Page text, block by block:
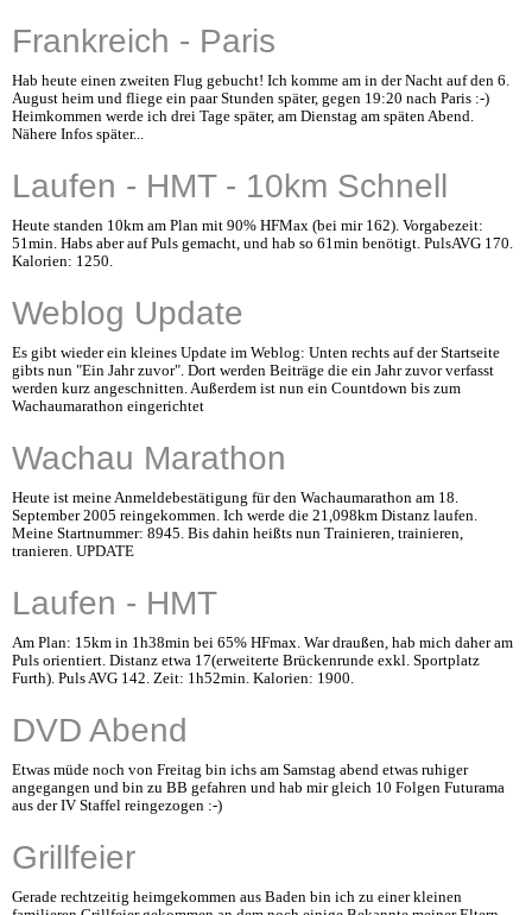
Frankreich - Paris
Hab heute einen zweiten Flug gebucht! Ich komme am in der Nacht auf den 6.
August heim und fliege ein paar Stunden später, gegen 19:20 nach Paris :-)
Heimkommen werde ich drei Tage später, am Dienstag am späten Abend.
Nähere Infos später...
Laufen - HMT - 10km Schnell
Heute standen 10km am Plan mit 90% HFMax (bei mir 162). Vorgabezeit:
51min. Habs aber auf Puls gemacht, und hab so 61min benötigt. PulsAVG 170.
Kalorien: 1250.
Weblog Update
Es gibt wieder ein kleines Update im Weblog: Unten rechts auf der Startseite
gibts nun "Ein Jahr zuvor". Dort werden Beiträge die ein Jahr zuvor verfasst
werden kurz angeschnitten. Außerdem ist nun ein Countdown bis zum
Wachaumarathon eingerichtet
Wachau Marathon
Heute ist meine Anmeldebestätigung für den Wachaumarathon am 18.
September 2005 reingekommen. Ich werde die 21,098km Distanz laufen.
Meine Startnummer: 8945. Bis dahin heißts nun Trainieren, trainieren,
tranieren. UPDATE
Laufen - HMT
Am Plan: 15km in 1h38min bei 65% HFmax. War draußen, hab mich daher am
Puls orientiert. Distanz etwa 17(erweiterte Brückenrunde exkl. Sportplatz
Furth). Puls AVG 142. Zeit: 1h52min. Kalorien: 1900.
DVD Abend
Etwas müde noch von Freitag bin ichs am Samstag abend etwas ruhiger
angegangen und bin zu BB gefahren und hab mir gleich 10 Folgen Futurama
aus der IV Staffel reingezogen :-)
Grillfeier
Gerade rechtzeitig heimgekommen aus Baden bin ich zu einer kleinen